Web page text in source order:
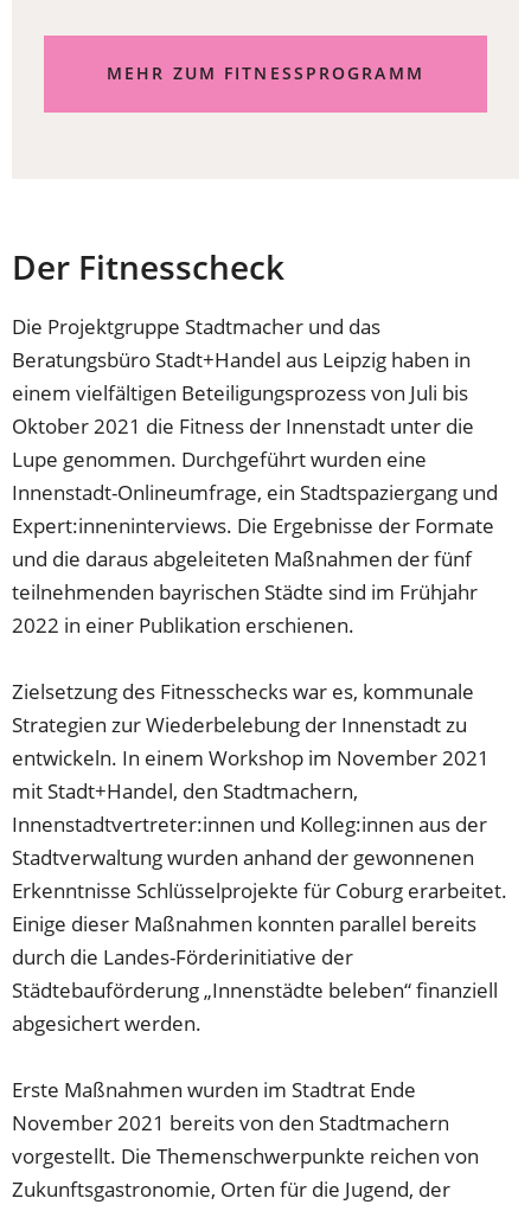
MEHR ZUM FITNESSPROGRAMM
(ÖFFNET
EINEM
Der Fitnesscheck
Die Projektgruppe Stadtmacher und das
Beratungsbüro Stadt+Handel aus Leipzig haben in
einem vielfältigen Beteiligungsprozess von Juli bis
Oktober 2021 die Fitness der Innenstadt unter die
Lupe genommen. Durchgeführt wurden eine
Innenstadt-Onlineumfrage, ein Stadtspaziergang und
Expert:inneninterviews. Die Ergebnisse der Formate
und die daraus abgeleiteten Maßnahmen der fünf
teilnehmenden bayrischen Städte sind im Frühjahr
2022 in einer Publikation erschienen.
Zielsetzung des Fitnesschecks war es, kommunale
Strategien zur Wiederbelebung der Innenstadt zu
entwickeln. In einem Workshop im November 2021
mit Stadt+Handel, den Stadtmachern,
Innenstadtvertreter:innen und Kolleg:innen aus der
Stadtverwaltung wurden anhand der gewonnenen
Erkenntnisse Schlüsselprojekte für Coburg erarbeitet.
Einige dieser Maßnahmen konnten parallel bereits
durch die Landes-Förderinitiative der
Städtebauförderung „Innenstädte beleben“ finanziell
abgesichert werden.
Erste Maßnahmen wurden im Stadtrat Ende
November 2021 bereits von den Stadtmachern
vorgestellt. Die Themenschwerpunkte reichen von
Zukunftsgastronomie, Orten für die Jugend, der